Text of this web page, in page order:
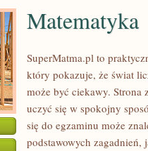
Matematyka
SuperMatma.pl to
który pokazuje, że świat
może być ciekawy. Strona
uczyć się w spokojny
się do egzaminu może
podstawowych zagadnień,